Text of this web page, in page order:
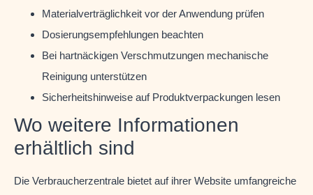
Materialverträglichkeit vor der Anwendung prüfen
Dosierungsempfehlungen beachten
Bei hartnäckigen Verschmutzungen mechanische
Reinigung unterstützen
Sicherheitshinweise auf Produktverpackungen lesen
Wo weitere Informationen
erhältlich sind
Die Verbraucherzentrale bietet auf ihrer Website umfangreiche